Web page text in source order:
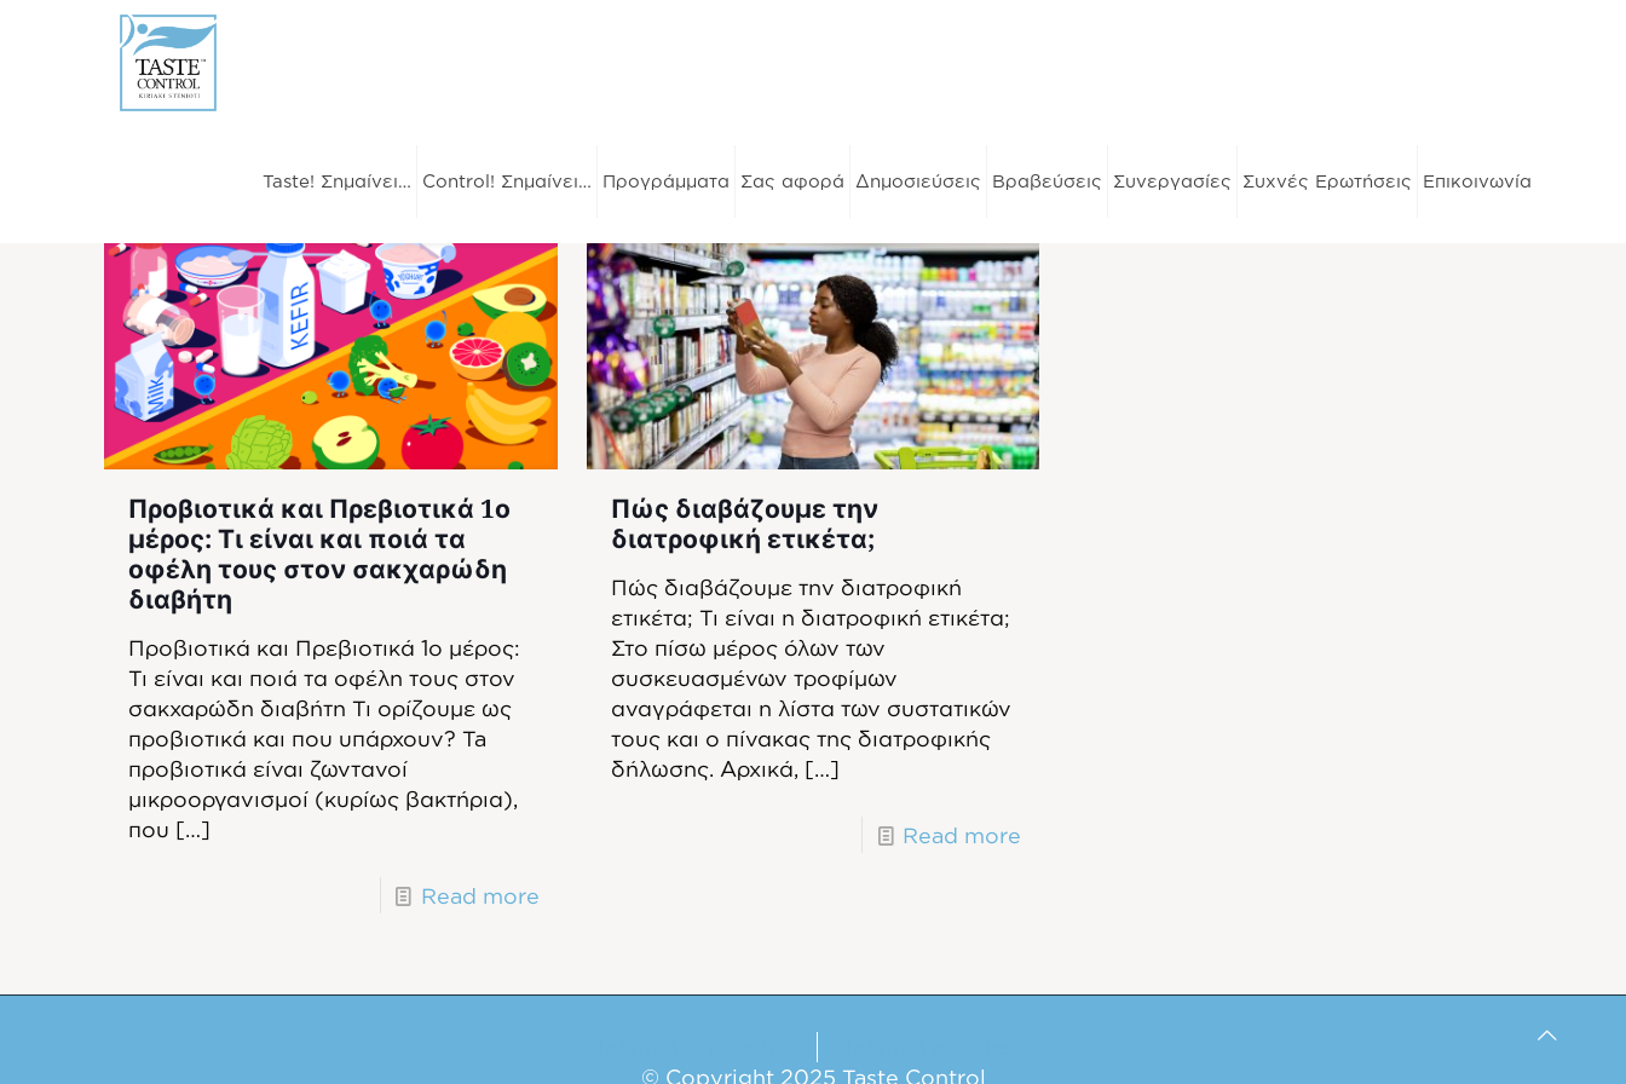
Taste! Σημαίνει… Control! Σημαίνει… Προγράμματα Σας αφορά Δημοσιεύσεις Βραβεύσεις Συνεργασίες Συχνές Ερωτήσεις Επικοινωνία
Προβιοτικά και Πρεβιοτικά 1ο
μέρος: Τι είναι και ποιά τα
οφέλη τους στον σακχαρώδη
διαβήτη
Προβιοτικά και Πρεβιοτικά 1ο μέρος:
Τι είναι και ποιά τα οφέλη τους στον
σακχαρώδη διαβήτη Τι ορίζουμε ως
προβιοτικά και που υπάρχουν? Ta
προβιοτικά είναι ζωντανοί
μικροοργανισμοί (κυρίως βακτήρια),
που […]
Read more
Πώς διαβάζουμε την
διατροφική ετικέτα;
Πώς διαβάζουμε την διατροφική
ετικέτα; Τι είναι η διατροφική ετικέτα;
Στο πίσω μέρος όλων των
συσκευασμένων τροφίμων
αναγράφεται η λίστα των συστατικών
τους και ο πίνακας της διατροφικής
δήλωσης. Αρχικά, […]
Read more
© Copyright 2025 Taste Control